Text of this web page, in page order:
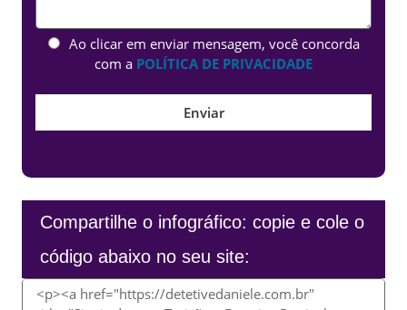
Ao clicar em enviar mensagem, você concorda
com a POLÍTICA DE PRIVACIDADE
Compartilhe o infográfico: copie e cole o
código abaixo no seu site: